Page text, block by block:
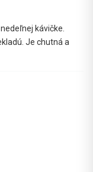
kávičke.
Je chutná a